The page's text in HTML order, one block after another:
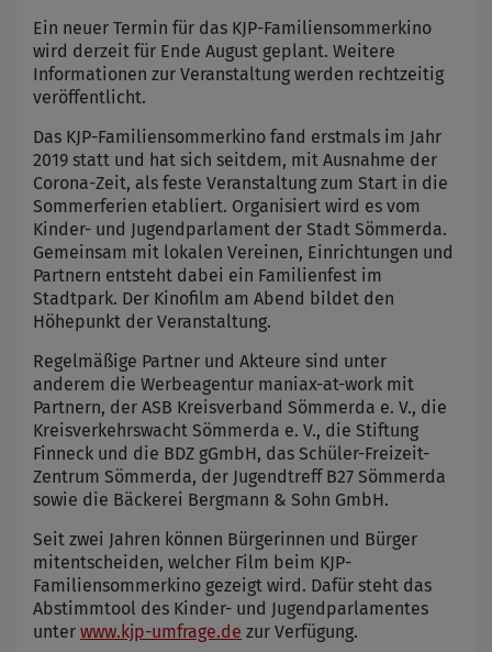
Ein neuer Termin für das KJP-Familiensommerkino
wird derzeit für Ende August geplant. Weitere
Informationen zur Veranstaltung werden rechtzeitig
veröffentlicht.
Das KJP-Familiensommerkino fand erstmals im Jahr
2019 statt und hat sich seitdem, mit Ausnahme der
Corona-Zeit, als feste Veranstaltung zum Start in die
Sommerferien etabliert. Organisiert wird es vom
Kinder- und Jugendparlament der Stadt Sömmerda.
Gemeinsam mit lokalen Vereinen, Einrichtungen und
Partnern entsteht dabei ein Familienfest im
Stadtpark. Der Kinofilm am Abend bildet den
Höhepunkt der Veranstaltung.
Regelmäßige Partner und Akteure sind unter
anderem die Werbeagentur maniax-at-work mit
Partnern, der ASB Kreisverband Sömmerda e. V., die
Kreisverkehrswacht Sömmerda e. V., die Stiftung
Finneck und die BDZ gGmbH, das Schüler-Freizeit-
Zentrum Sömmerda, der Jugendtreff B27 Sömmerda
sowie die Bäckerei Bergmann & Sohn GmbH.
Seit zwei Jahren können Bürgerinnen und Bürger
mitentscheiden, welcher Film beim KJP-
Familiensommerkino gezeigt wird. Dafür steht das
Abstimmtool des Kinder- und Jugendparlamentes
unter www.kjp-umfrage.de zur Verfügung.